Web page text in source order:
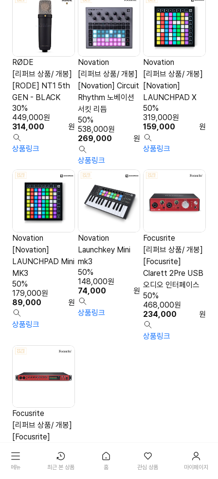
메뉴 최근 본 상품 홈 관심 상품 마이페이지
RØDE
[리퍼브 상품/ 개봉]
[RODE] NT1 5th
GEN - BLACK
314,000 원
449,000원
30%
상품링크
Novation
[리퍼브 상품/ 개봉]
[Novation] Circuit
Rhythm 노베이션
서킷 리듬
269,000 원
538,000원
50%
상품링크
Novation
[리퍼브 상품/ 개봉]
[Novation]
LAUNCHPAD X
159,000 원
319,000원
50%
상품링크
Novation
[Novation]
LAUNCHPAD Mini
MK3
89,000 원
179,000원
50%
상품링크
Novation
Launchkey Mini
mk3
74,000 원
148,000원
50%
상품링크
Focusrite
[리퍼브 상품/ 개봉]
[Focusrite]
Clarett 2Pre USB
오디오 인터페이스
234,000 원
468,000원
50%
상품링크
Focusrite
[리퍼브 상품/ 개봉]
[Focusrite]
디오 인터페이스
30%